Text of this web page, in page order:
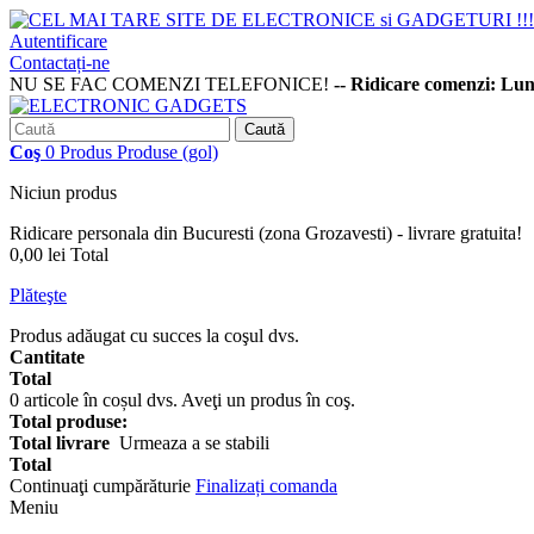
Autentificare
Contactați-ne
NU SE FAC COMENZI TELEFONICE! -- Ridicare comenzi:
Caută
Coş 0 Produs Produse (gol)
Niciun produs
Ridicare personala din Bucuresti (zona Grozavesti) - livrare gratuita!
0,00 lei Total
Plăteşte
Produs adăugat cu succes la coşul dvs.
Cantitate
Total
0 articole în coșul dvs. Aveţi un produs în coş.
Total produse:
Total livrare Urmeaza a se stabili
Total
Continuaţi cumpărăturie Finalizați comanda
Meniu